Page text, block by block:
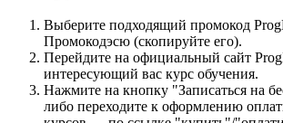
Выберите подходящий промокод
Промокодэсю (скопируйте его).
Перейдите на официальный сайт
интересующий вас курс обучения.
Нажмите на кнопку "Записаться на
либо переходите к оформлению